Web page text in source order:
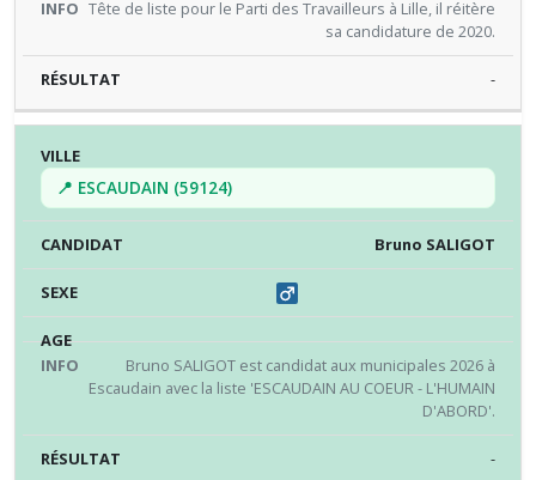
Tête de liste pour le Parti des Travailleurs à Lille, il réitère
sa candidature de 2020.
-
📍 ESCAUDAIN (59124)
Bruno SALIGOT
Bruno SALIGOT est candidat aux municipales 2026 à
Escaudain avec la liste 'ESCAUDAIN AU COEUR - L'HUMAIN
D'ABORD'.
-